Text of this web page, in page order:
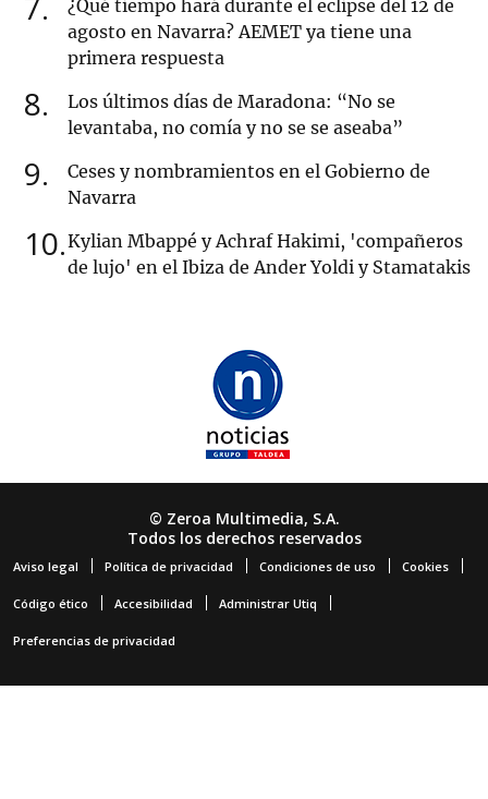
¿Qué tiempo hará durante el eclipse del 12 de
agosto en Navarra? AEMET ya tiene una
primera respuesta
8
Los últimos días de Maradona: “No se
levantaba, no comía y no se se aseaba”
9
Ceses y nombramientos en el Gobierno de
Navarra
10 Kylian Mbappé y Achraf Hakimi, 'compañeros
de lujo' en el Ibiza de Ander Yoldi y Stamatakis
© Zeroa Multimedia, S.A.
Todos los derechos reservados
Aviso legal Política de privacidad Condiciones de uso Cookies
Código ético Accesibilidad Administrar Utiq
Preferencias de privacidad